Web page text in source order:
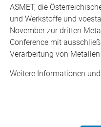
ASMET, die
und Werkstoffe und
November zur dritten
Conference mit
Verarbeitung von Metallen
Weitere Informationen